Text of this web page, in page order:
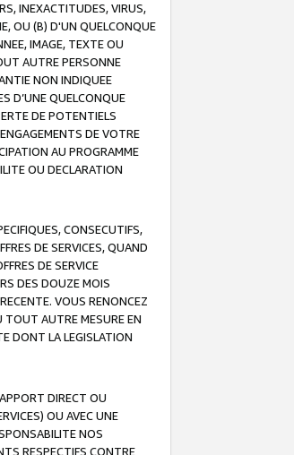
INEXACTITUDES, VIRUS,
OU (B) D'UN QUELCONQUE
IMAGE, TEXTE OU
AUTRE PERSONNE
NON INDIQUEE
D’UNE QUELCONQUE
DE POTENTIELS
DE VOTRE
AU PROGRAMME
OU DECLARATION
CONSECUTIFS,
DE SERVICES, QUAND
DE SERVICE
DES DOUZE MOIS
VOUS RENONCEZ
TOUT AUTRE MESURE EN
DONT LA LEGISLATION
DIRECT OU
OU AVEC UNE
NOS
RESPECTIFS CONTRE